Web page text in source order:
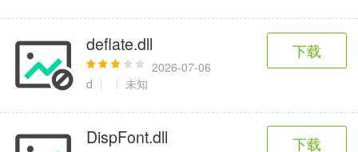
deflate.dll
2026-07-06
d
未知
下载
DispFont.dll 下载